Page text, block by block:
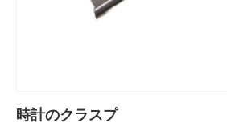
時計のクラスプ